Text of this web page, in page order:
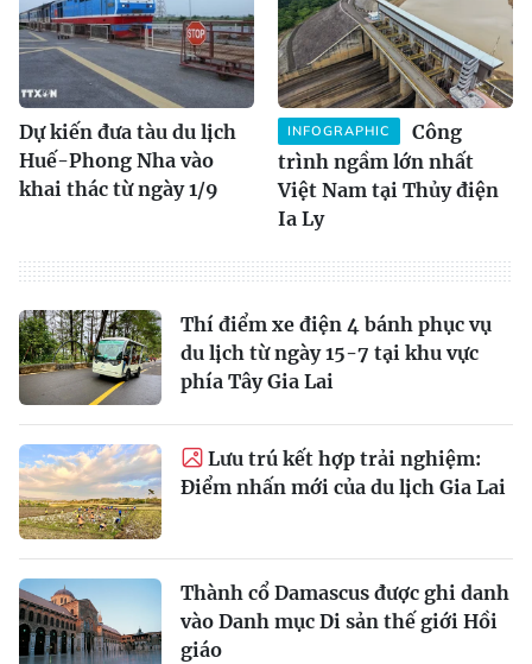
Dự kiến đưa tàu du lịch
Huế-Phong Nha vào
khai thác từ ngày 1/9
INFOGRAPHIC
Công
trình ngầm lớn nhất
Việt Nam tại Thủy điện
Ia Ly
Thí điểm xe điện 4 bánh phục vụ
du lịch từ ngày 15-7 tại khu vực
phía Tây Gia Lai
Lưu trú kết hợp trải nghiệm:
Điểm nhấn mới của du lịch Gia Lai
Thành cổ Damascus được ghi danh
vào Danh mục Di sản thế giới Hồi
giáo